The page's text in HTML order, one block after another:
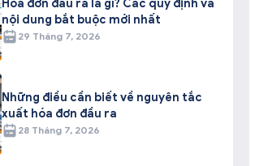
Hóa đơn đầu ra là gì? Các quy định và
nội dung bắt buộc mới nhất
29 Tháng 7, 2026
Những điều cần biết về nguyên tắc
xuất hóa đơn đầu ra
28 Tháng 7, 2026